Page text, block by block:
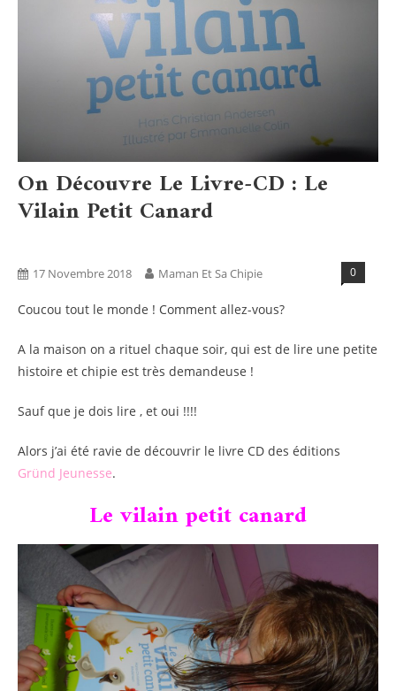
On Découvre Le Livre-CD : Le
Vilain Petit Canard
17 Novembre 2018 Maman Et Sa Chipie 0
Coucou tout le monde ! Comment allez-vous?
A la maison on a rituel chaque soir, qui est de lire une petite
histoire et chipie est très demandeuse !
Sauf que je dois lire , et oui !!!!
Alors j’ai été ravie de découvrir le livre CD des éditions
Gründ Jeunesse.
Le vilain petit canard